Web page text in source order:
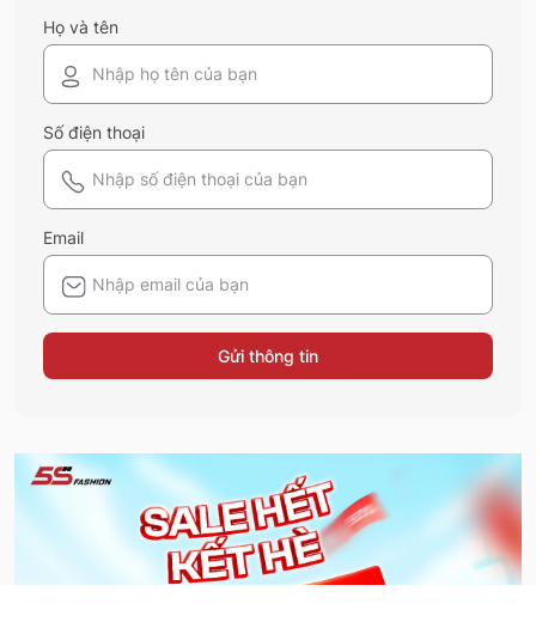
Họ và tên
Số điện thoại
Email
Gửi thông tin